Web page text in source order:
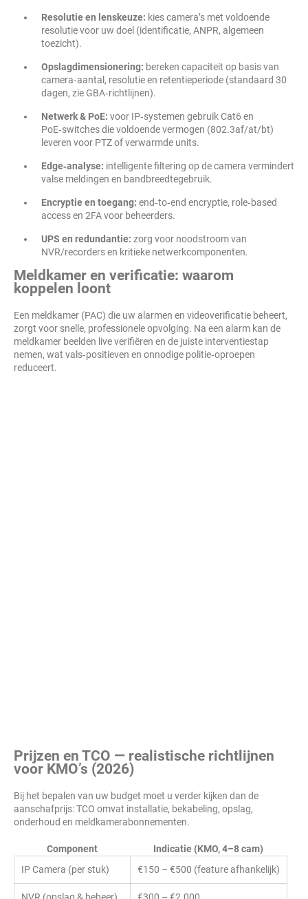
Resolutie en lenskeuze: kies camera’s met voldoende
resolutie voor uw doel (identificatie, ANPR, algemeen
toezicht).
Opslagdimensionering: bereken capaciteit op basis van
camera‑aantal, resolutie en retentieperiode (standaard 30
dagen, zie GBA‑richtlijnen).
Netwerk & PoE: voor IP‑systemen gebruik Cat6 en
PoE‑switches die voldoende vermogen (802.3af/at/bt)
leveren voor PTZ of verwarmde units.
Edge‑analyse: intelligente filtering op de camera vermindert
valse meldingen en bandbreedtegebruik.
Encryptie en toegang: end‑to‑end encryptie, role‑based
access en 2FA voor beheerders.
UPS en redundantie: zorg voor noodstroom van
NVR/recorders en kritieke netwerkcomponenten.
Meldkamer en verificatie: waarom
koppelen loont
Een meldkamer (PAC) die uw alarmen en videoverificatie beheert,
zorgt voor snelle, professionele opvolging. Na een alarm kan de
meldkamer beelden live verifiëren en de juiste interventiestap
nemen, wat vals‑positieven en onnodige politie‑oproepen
reduceert.
Prijzen en TCO — realistische richtlijnen
voor KMO’s (2026)
Bij het bepalen van uw budget moet u verder kijken dan de
aanschafprijs: TCO omvat installatie, bekabeling, opslag,
onderhoud en meldkamerabonnementen.
Component
Indicatie (KMO, 4–8 cam)
IP Camera (per stuk)
€150 – €500 (feature afhankelijk)